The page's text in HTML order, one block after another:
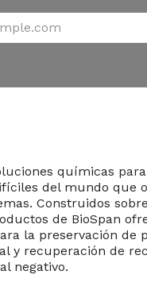
químicas
del mundo que
Construidos
de BioSpan
la preservación de
y recuperación de
negativo.